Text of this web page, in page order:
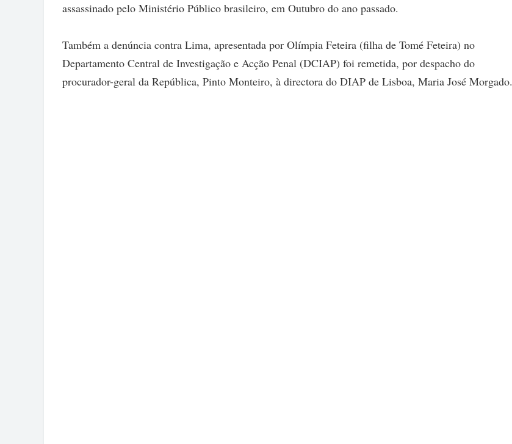
assassinado pelo Ministério Público brasileiro, em Outubro do ano passado.
Também a denúncia contra Lima, apresentada por Olímpia Feteira (filha de Tomé Feteira) no
Departamento Central de Investigação e Acção Penal (DCIAP) foi remetida, por despacho do
procurador-geral da República, Pinto Monteiro, à directora do DIAP de Lisboa, Maria José Morgado.